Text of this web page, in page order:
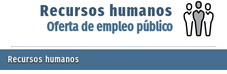
Recursos humanos
Oferta de empleo público
Recursos humanos